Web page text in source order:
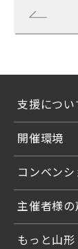
支援につい
開催環境
コンベン
主催者様の
もっと山形